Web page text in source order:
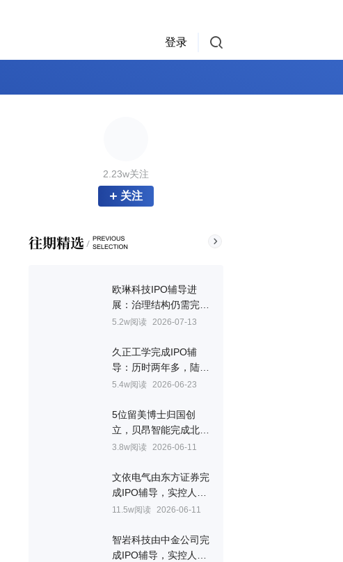
登录
2.23w关注
关注
欧琳科技IPO辅导进
展：治理结构仍需完
善，63岁董事长徐剑光
5.2w阅读 2026-07-13
久正工学完成IPO辅
导：历时两年多，陆海
荣夫妇控制53%表决权
5.4w阅读 2026-06-23
5位留美博士归国创
立，贝昂智能完成北交
所IPO辅导
3.8w阅读 2026-06-11
文依电气由东方证券完
成IPO辅导，实控人陈
兵父子控股93%
11.5w阅读 2026-06-11
智岩科技由中金公司完
成IPO辅导，实控人吴